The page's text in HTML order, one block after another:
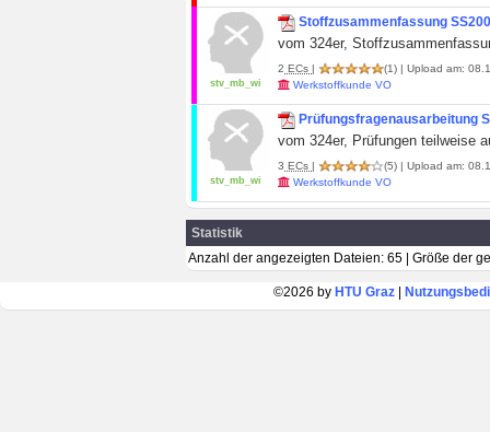
stv_mb_wi
Stoffzusammenfassung
vom 324er,
2 ECs | (1) | Upload am:
Werkstoffkunde VO
stv_mb_wi
Prüfungsfragenausarbeitung
vom 324er, Prüfungen teilweise
3 ECs | (5) | Upload am:
Werkstoffkunde VO
Statistik
Anzahl der angezeigten Dateien: 65 | Größe der
©2026 by HTU Graz|